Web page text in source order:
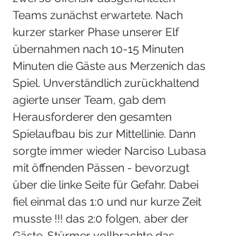
Teams zunächst erwartete. Nach
kurzer starker Phase unserer Elf
übernahmen nach 10-15 Minuten
Minuten die Gäste aus Merzenich das
Spiel. Unverständlich zurückhaltend
agierte unser Team, gab dem
Herausforderer den gesamten
Spielaufbau bis zur Mittellinie. Dann
sorgte immer wieder Narciso Lubasa
mit öffnenden Pässen - bevorzugt
über die linke Seite für Gefahr. Dabei
fiel einmal das 1:0 und nur kurze Zeit
musste !!! das 2:0 folgen, aber der